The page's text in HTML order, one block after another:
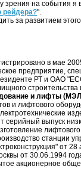
зрения на события я
рейдера?".
за развитием
в мае
предприятие,
РТ и ОАО
и лифты
и лифтового
серийный выпуск
станции
от
от 30.06.1994
акционерное